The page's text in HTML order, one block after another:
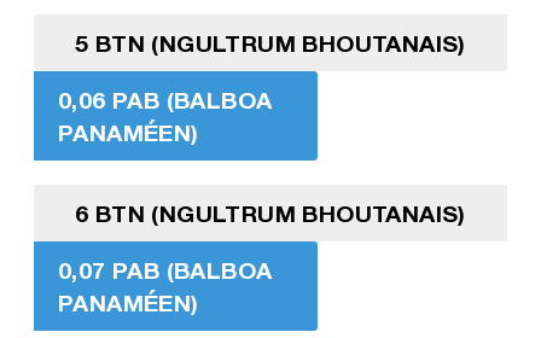
5 BTN (NGULTRUM BHOUTANAIS)
0,06 PAB (BALBOA
PANAMÉEN)
6 BTN (NGULTRUM BHOUTANAIS)
0,07 PAB (BALBOA
PANAMÉEN)